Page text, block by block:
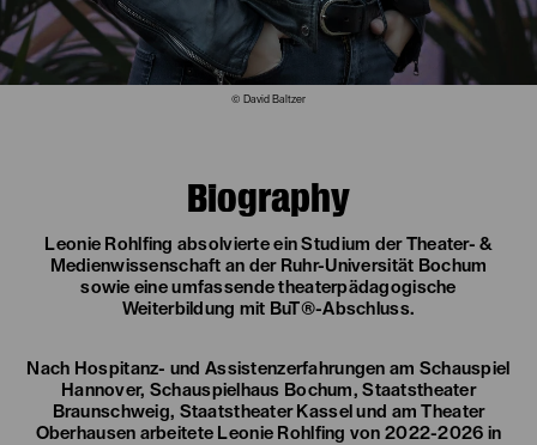
© David Baltzer
Biography
Leonie Rohlfing absolvierte ein Studium der Theater- &
Medienwissenschaft an der Ruhr-Universität Bochum
sowie eine umfassende theaterpädagogische
Weiterbildung mit BuT®-Abschluss.
Nach Hospitanz- und Assistenzerfahrungen am Schauspiel
Hannover, Schauspielhaus Bochum, Staatstheater
Braunschweig, Staatstheater Kassel und am Theater
Oberhausen arbeitete Leonie Rohlfing von 2022-2026 in